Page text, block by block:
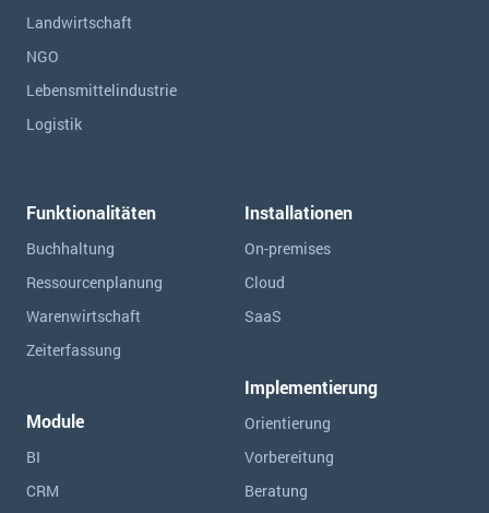
Landwirtschaft
NGO
Lebensmittelindustrie
Logistik
Funktionalitäten
Buchhaltung
Ressourcen­planung
Warenwirtschaft
Zeiterfassung
Module
BI
CRM
Installationen
On-premises
Cloud
SaaS
Implementierung
Orientierung
Vorbereitung
Beratung